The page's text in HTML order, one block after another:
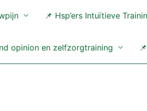
📌 Hsp’ers Intuïtieve
opinion en zelfzorgtraining